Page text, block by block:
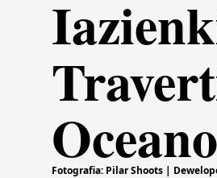
Oceano
Fotografia: Pilar Shoots |